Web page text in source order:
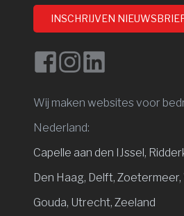
INSCHRIJVEN
Wij maken websites voor
Nederland:
Capelle aan den IJssel,
Den Haag, Delft, Zoetermeer,
Gouda, Utrecht, Zeeland